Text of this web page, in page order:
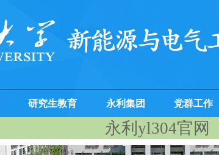
永利yl304官网
研究生教育 永利集团 党群工作